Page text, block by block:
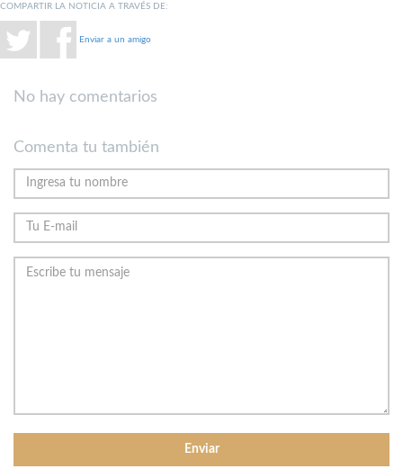
COMPARTIR LA NOTICIA A TRAVÉS DE:
Enviar a un amigo
No hay comentarios
Comenta tu también